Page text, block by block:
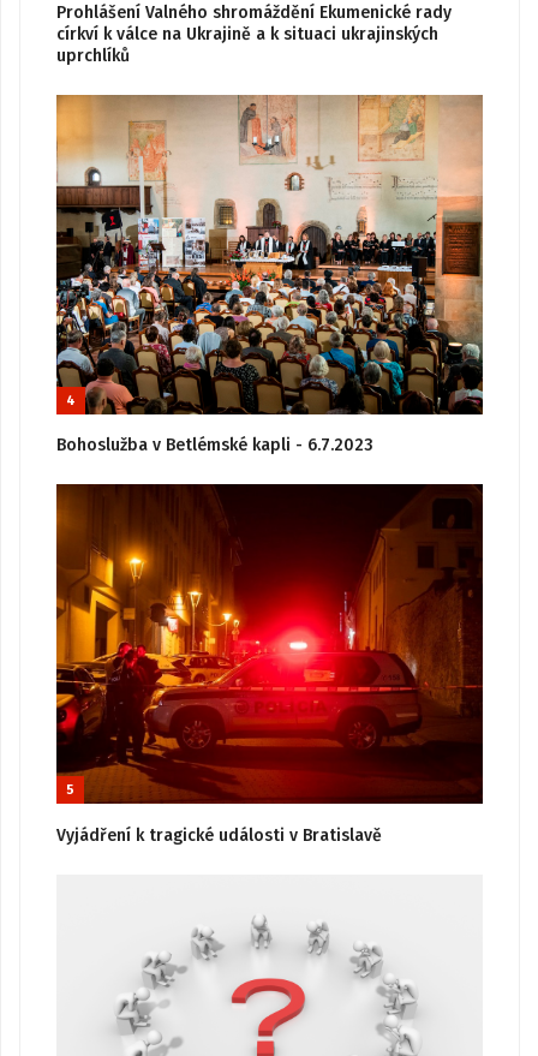
Prohlášení Valného shromáždění Ekumenické rady
církví k válce na Ukrajině a k situaci ukrajinských
uprchlíků
4
Bohoslužba v Betlémské kapli - 6.7.2023
5
Vyjádření k tragické události v Bratislavě